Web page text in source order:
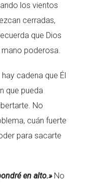
los vientos
cerradas,
que Dios
poderosa.
cadena que Él
que pueda
No
cuán fuerte
para sacarte
en alto.»No